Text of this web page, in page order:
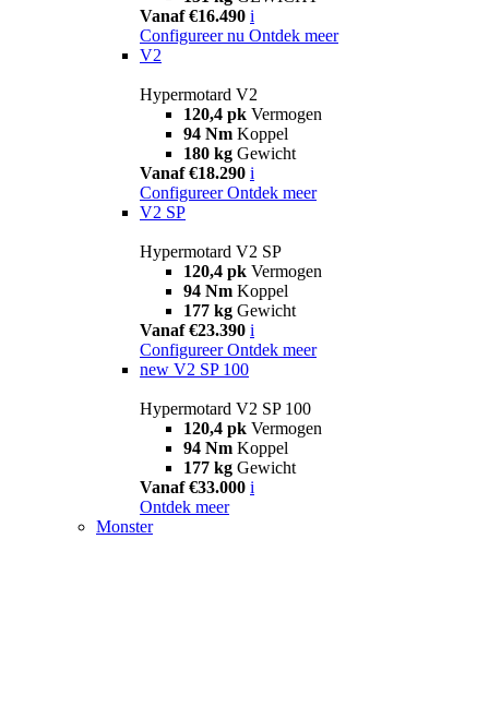
Vanaf €16.490 i
Configureer nu Ontdek meer
V2
Hypermotard V2
120,4 pk Vermogen
94 Nm Koppel
180 kg Gewicht
Vanaf €18.290 i
Configureer Ontdek meer
V2 SP
Hypermotard V2 SP
120,4 pk Vermogen
94 Nm Koppel
177 kg Gewicht
Vanaf €23.390 i
Configureer Ontdek meer
new V2 SP 100
Hypermotard V2 SP 100
120,4 pk Vermogen
94 Nm Koppel
177 kg Gewicht
Vanaf €33.000 i
Ontdek meer
Monster